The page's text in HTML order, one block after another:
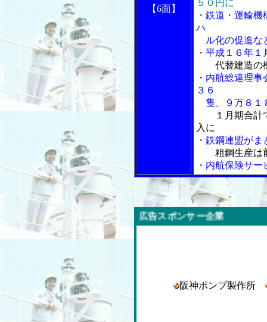
【6面】
５０円に
・鉄道・運輸
ハ
ル化の促進な
・平成１６年
代替建造の
・内航総連理
３６
隻、９万８１
１月期合
入に
・鉄鋼連盟が
粗鋼生産は
・内航保険サ
内航海運新聞」広告スポンサー企業
阪神ポンプ製作所